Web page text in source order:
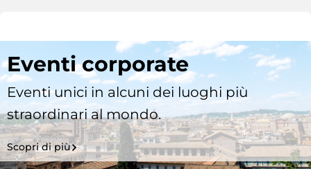
Eventi corporate
Eventi unici in alcuni dei luoghi più
straordinari al mondo.
Scopri di più